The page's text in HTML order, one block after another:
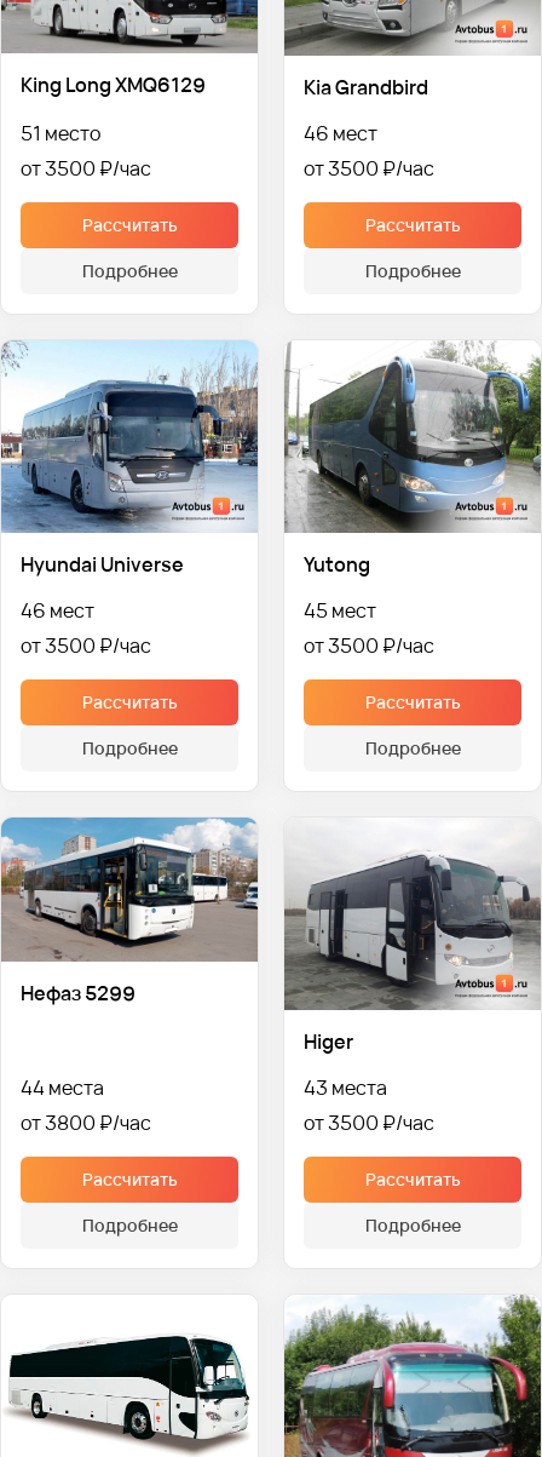
King Long XMQ6129
51 место
от 3500 ₽
Рассчитать
Подробнее
Kia Grandbird
46 мест
от 3500 ₽
Рассчитать
Подробнее
Hyundai Universe
46 мест
от 3500 ₽
Рассчитать
Подробнее
Yutong
45 мест
от 3500 ₽
Рассчитать
Подробнее
Нефаз 5299
44 места
от 3800 ₽
Рассчитать
Подробнее
Higer
43 места
от 3500 ₽
Рассчитать
Подробнее